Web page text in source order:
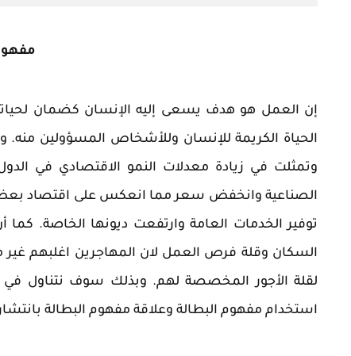
إن العمل هو هدف يسعى إليه الإنسان كضمان
الحياة الكريمة للإنسان وللأشخاص المسؤولين منه.
وتمثلت في زيادة معدلات النمو الاقتصادي في الدول
الصناعية وانخفض سعر مما انعكس على اقتصاد بعض
توفير الخدمات العامة وارتفعت ديونها الخاصة.
السكان وقلة فرص العمل لان المهاجرين اغلبهم غير
لقلة الأجور المخصصة لهم. وبذلك سوف نتناول في
استخدام مفهوم البطالة وعلاقة مفهوم البطالة